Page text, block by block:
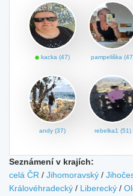
kacka (47) pampeliška
andy (37) rebelka1 (51)
Seznámení v krajích:
celá ČR / Jihomoravský /
Královéhradecký / Liberecký /